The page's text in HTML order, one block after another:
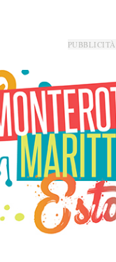
PUBBLICITÀ